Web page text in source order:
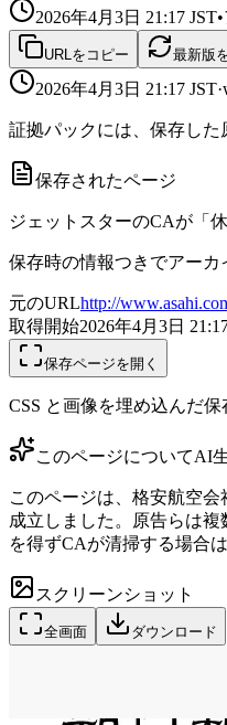
2026年4月3日 21:17 JST•
URLをコピー 最新版
2026年4月3日 21:17 JST·
証拠パックには、保存した
保存されたページ
ジェットスターのCAが「
保存時の情報つきでアーカ
元のURLhttp://
取得開始2026年4月3日
保存ページを開く
CSS と画像を埋め込んだ
このページについてAI
このページは、格安航空
成立しました。原告らは
を得ずCAが清掃する場合
スクリーンショット
全画面 ダウンロード